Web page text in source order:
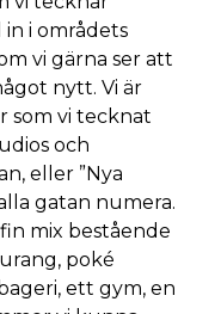
in i områdets
vi gärna ser att
nytt. Vi är
som vi tecknat
och
eller ”Nya
gatan numera.
mix bestående
poké
ett gym, en